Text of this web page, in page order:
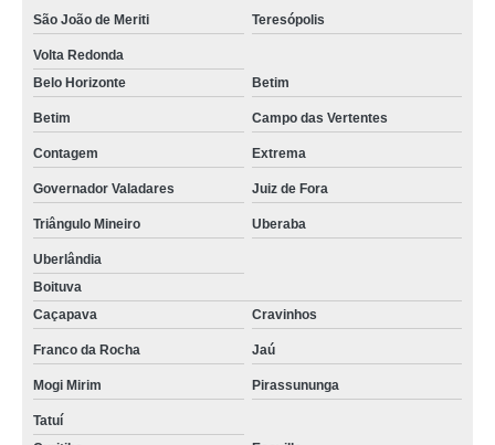
São João de Meriti Teresópolis
Volta Redonda
Belo Horizonte
Betim
Betim Campo das Vertentes
Contagem Extrema
Governador Valadares Juiz de Fora
Triângulo Mineiro Uberaba
Uberlândia
Boituva
Caçapava
Cravinhos
Franco da Rocha Jaú
Mogi Mirim Pirassununga
Tatuí